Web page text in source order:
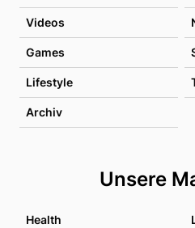
Videos
Games
Lifestyle
Archiv
Unsere
Health